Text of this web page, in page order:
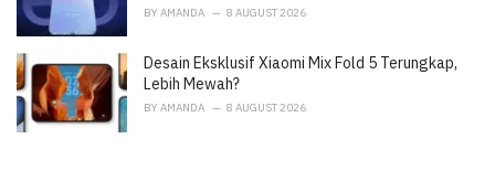
BY AMANDA 8 AUGUST 2026
Desain Eksklusif Xiaomi Mix Fold 5 Terungkap,
Lebih Mewah?
BY AMANDA 8 AUGUST 2026